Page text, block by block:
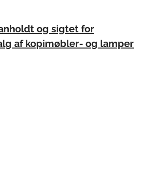
og sigtet for
af kopimøbler- og lamper